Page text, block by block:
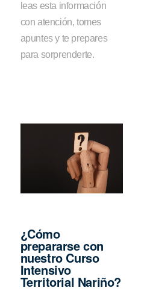
leas esta información
con atención, tomes
apuntes y te prepares
para sorprenderte.
¿Cómo
prepararse con
nuestro Curso
Intensivo
Territorial Nariño?